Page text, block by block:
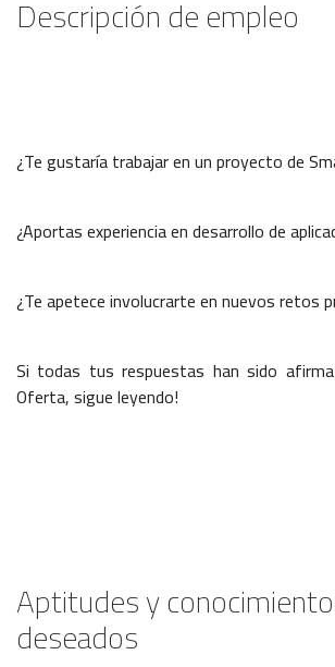
Descripción de empleo
¿Te gustaría trabajar en un proyecto de
¿Aportas experiencia en desarrollo de
¿Te apetece involucrarte en nuevos retos
Si todas tus respuestas han sido
Oferta, sigue leyendo!
Aptitudes y
deseados